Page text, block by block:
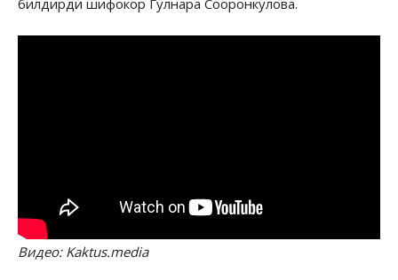
билдирди шифокор Гулнара Сооронкулова.
Видео: Kaktus.media